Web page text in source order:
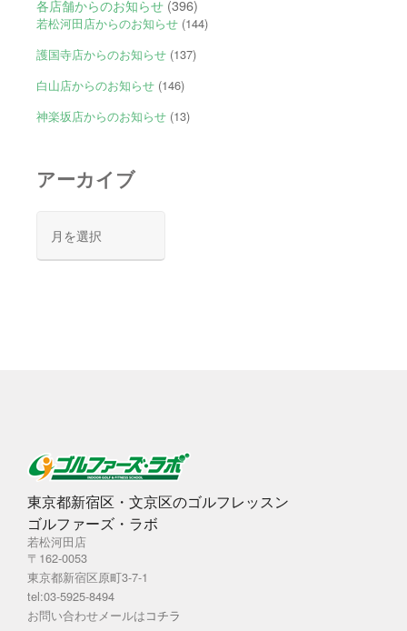
各店舗からのお知らせ(396)
若松河田店からのお知らせ(144)
護国寺店からのお知らせ(137)
白山店からのお知らせ(146)
神楽坂店からのお知らせ(13)
アーカイブ
カ
東京都新宿区・文京区のゴルフレッスン
ゴルファーズ・ラボ
若松河田店
〒162-0053
東京都新宿区原町3-7-1
tel:03-5925-8494
お問い合わせメールはコチラ